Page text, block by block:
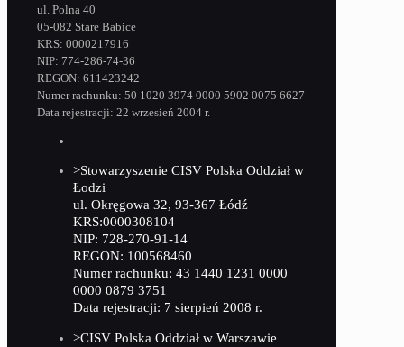
ul. Polna 40
05-082 Stare Babice
KRS: 0000217916
NIP: 774-286-74-36
REGON: 611423242
Numer rachunku: 50 1020 3974 0000 5902 0075 6627
Data rejestracji: 22 wrzesień 2004 r.
>Stowarzyszenie CISV Polska Oddział w
Łodzi
ul. Okręgowa 32, 93-367 Łódź
KRS:0000308104
NIP: 728-270-91-14
REGON: 100568460
Numer rachunku: 43 1440 1231 0000
0000 0879 3751
Data rejestracji: 7 sierpień 2008 r.
>CISV Polska Oddział w Warszawie